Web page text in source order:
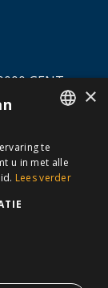
GENT
30
Disclaimer
FRENCH
×
te
u in met alle
Lees verder